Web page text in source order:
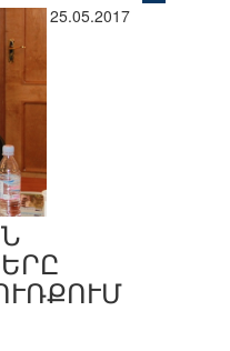
25.05.2017